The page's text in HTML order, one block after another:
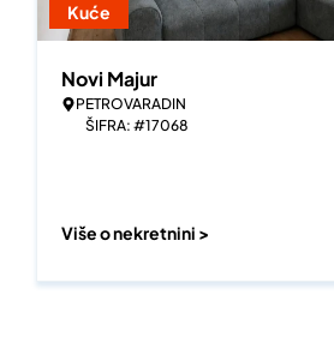
Kuće
Novi Majur
PETROVARADIN
ŠIFRA: #17068
Više o nekretnini >